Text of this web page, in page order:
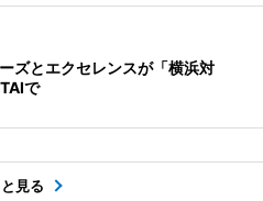
ズとエクセレンスが「横浜対
で
見る